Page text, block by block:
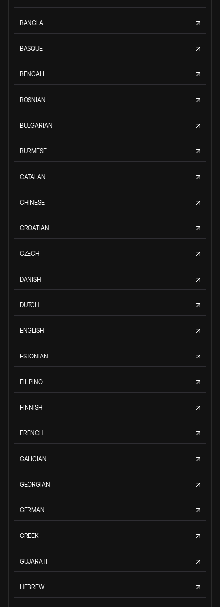
BANGLA
BASQUE
BENGALI
BOSNIAN
BULGARIAN
BURMESE
CATALAN
CHINESE
CROATIAN
CZECH
DANISH
DUTCH
ENGLISH
ESTONIAN
FILIPINO
FINNISH
FRENCH
GALICIAN
GEORGIAN
GERMAN
GREEK
GUJARATI
HEBREW